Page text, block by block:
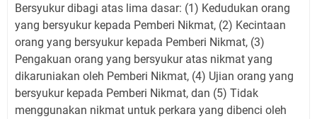
Bersyukur dibagi atas lima dasar: (1) Kedudukan orang
yang bersyukur kepada Pemberi Nikmat, (2) Kecintaan
orang yang bersyukur kepada Pemberi Nikmat, (3)
Pengakuan orang yang bersyukur atas nikmat yang
dikaruniakan oleh Pemberi Nikmat, (4) Ujian orang yang
bersyukur kepada Pemberi Nikmat, dan (5) Tidak
menggunakan nikmat untuk perkara yang dibenci oleh